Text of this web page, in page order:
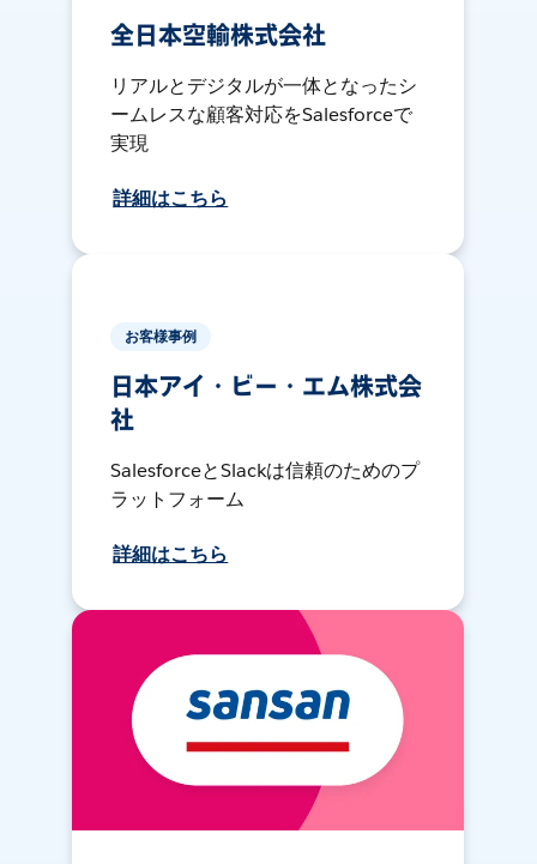
全日本空輸株式会社
リアルとデジタルが一体となったシ
ームレスな顧客対応をSalesforceで
実現
詳細はこちら
お客様事例
日本アイ・ビー・エム株式会
社
SalesforceとSlackは信頼のためのプ
ラットフォーム
詳細はこちら